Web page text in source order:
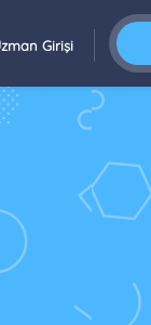
Girişi